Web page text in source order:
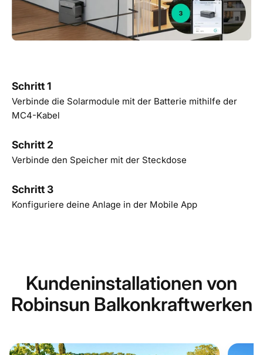
Schritt 1
Verbinde die Solarmodule mit der Batterie mithilfe der
MC4-Kabel
Schritt 2
Verbinde den Speicher mit der Steckdose
Schritt 3
Konfiguriere deine Anlage in der Mobile App
Kundeninstallationen von
Robinsun Balkonkraftwerken